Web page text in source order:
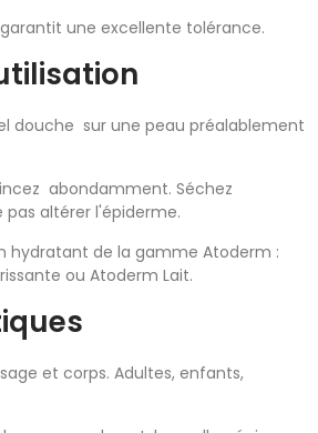
une excellente tolérance.
douche sur une peau préalablement
abondamment. Séchez
altérer l'épiderme.
hydratant de la gamme Atoderm :
ou Atoderm Lait.
et corps. Adultes, enfants,